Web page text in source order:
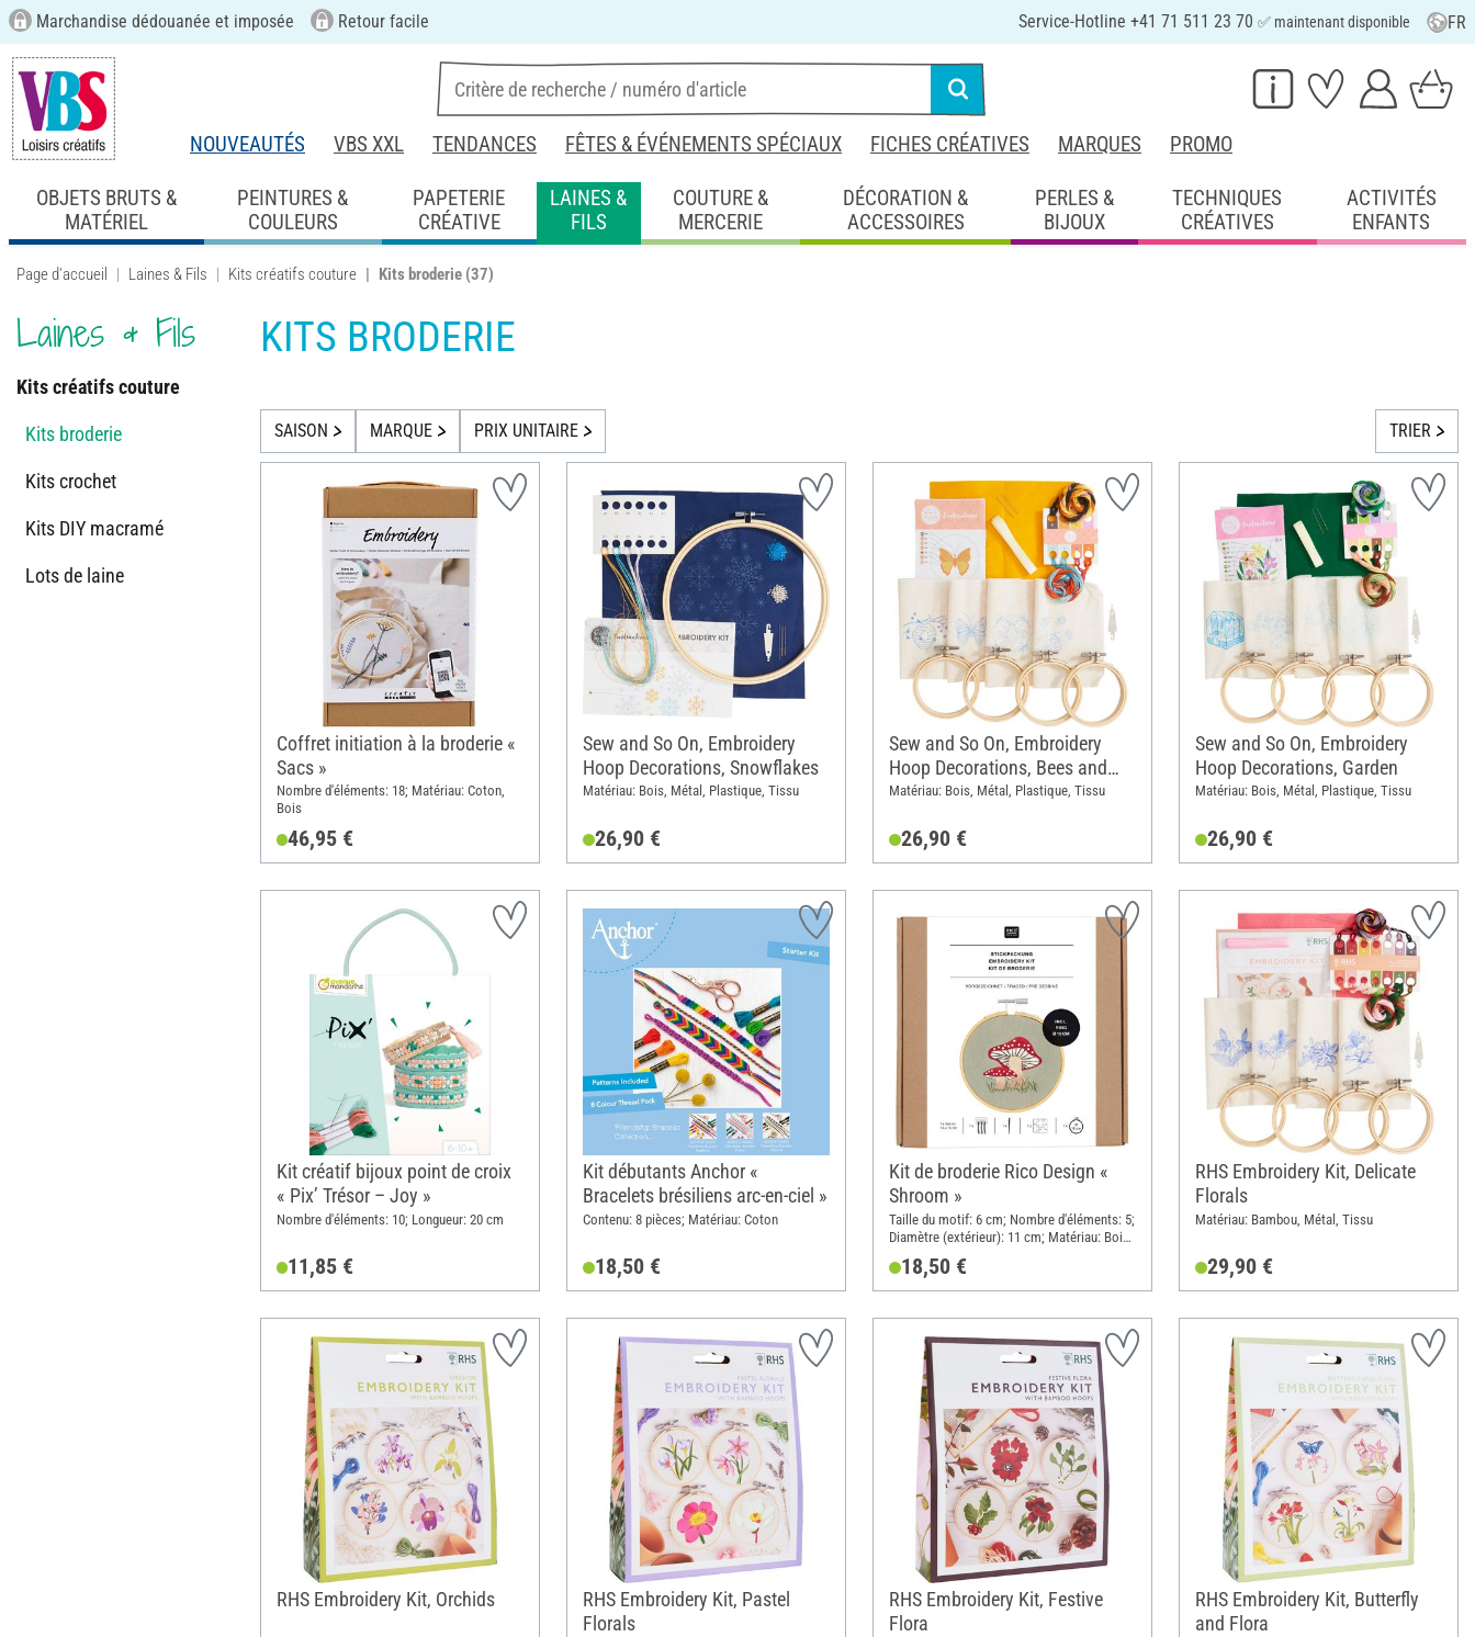
Marchandise dédouanée et imposée Retour facile Service-Hotline +41 71 511 23 70 ✅ maintenant disponible FR
NOUVEAUTÉS VBS XXL TENDANCES FÊTES & ÉVÉNEMENTS SPÉCIAUX FICHES CRÉATIVES MARQUES PROMO
OBJETS BRUTS &
MATÉRIEL
PEINTURES &
COULEURS
PAPETERIE
CRÉATIVE
LAINES &
FILS
COUTURE &
MERCERIE
DÉCORATION &
ACCESSOIRES
PERLES &
BIJOUX
TECHNIQUES
CRÉATIVES
ACTIVITÉS
ENFANTS
Page d'accueil Laines & Fils Kits créatifs couture Kits broderie (37)
Laines & Fils
Kits créatifs couture
Kits broderie
Kits crochet
Kits DIY macramé
Lots de laine
KITS BRODERIE
SAISON MARQUE PRIX UNITAIRE TRIER
Coffret initiation à la broderie «
Sacs »
Nombre d'éléments: 18; Matériau: Coton,
Bois
46,95 €
Sew and So On, Embroidery
Hoop Decorations, Snowflakes
Matériau: Bois, Métal, Plastique, Tissu
26,90 €
Sew and So On, Embroidery
Hoop Decorations, Bees and
Bugs
Matériau: Bois, Métal, Plastique, Tissu
26,90 €
Sew and So On, Embroidery
Hoop Decorations, Garden
Matériau: Bois, Métal, Plastique, Tissu
26,90 €
Kit créatif bijoux point de croix
« Pix’ Trésor – Joy »
Nombre d'éléments: 10; Longueur: 20 cm
11,85 €
Kit débutants Anchor «
Bracelets brésiliens arc-en-ciel »
Contenu: 8 pièces; Matériau: Coton
18,50 €
Kit de broderie Rico Design «
Shroom »
Taille du motif: 6 cm; Nombre d'éléments: 5;
Diamètre (extérieur): 11 cm; Matériau: Bois,
18,50 €
RHS Embroidery Kit, Delicate
Florals
Matériau: Bambou, Métal, Tissu
29,90 €
RHS Embroidery Kit, Orchids
RHS Embroidery Kit, Pastel
Florals
RHS Embroidery Kit, Festive
Flora
RHS Embroidery Kit, Butterfly
and Flora